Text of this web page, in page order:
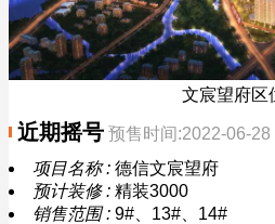
文宸望府区
近期摇号 预售时间:2022-06-28
项目名称 : 德信文宸望府
预计装修 : 精装3000
销售范围 : 9#、13#、14#